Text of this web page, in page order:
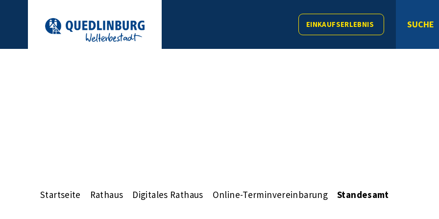
EINKAUFSERLEBNIS SUCHE
Startseite Rathaus Digitales Rathaus Online-Terminvereinbarung Standesamt